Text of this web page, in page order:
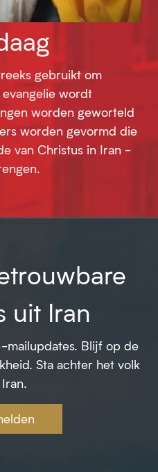
gebruikt om
wordt
worden geworteld
worden gevormd die
van Christus in Iran -
uit Iran
mailupdates. Blijf op de
Sta achter het volk